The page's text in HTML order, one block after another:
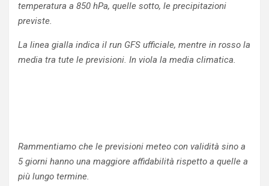
temperatura a 850 hPa, quelle sotto, le precipitazioni
previste.
La linea gialla indica il run GFS ufficiale, mentre in rosso la
media tra tute le previsioni. In viola la media climatica.
Rammentiamo che le previsioni meteo con validità sino a
5 giorni hanno una maggiore affidabilità rispetto a quelle a
più lungo termine.